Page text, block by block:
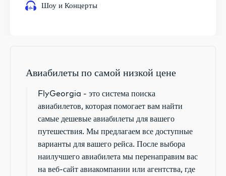
Шоу и Концерты
Авиабилеты по самой низкой цене
FlyGeorgia - это система поиска
авиабилетов, которая помогает вам найти
самые дешевые авиабилеты для вашего
путешествия. Мы предлагаем все доступные
варианты для вашего рейса. После выбора
наилучшего авиабилета мы перенаправим вас
на веб-сайт авиакомпании или агентства, где